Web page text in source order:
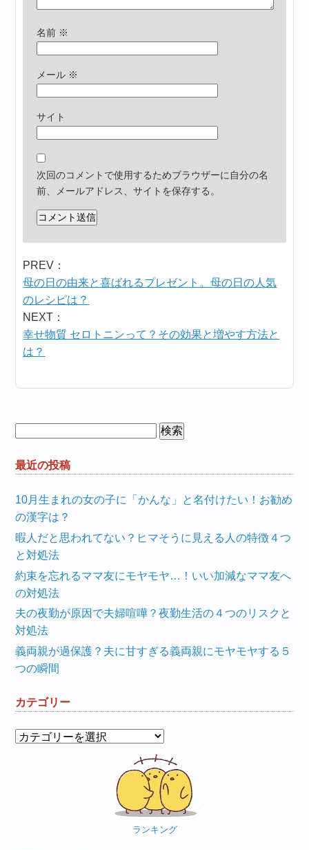
名前 ※
メール ※
サイト
次回のコメントで使用するためブラウザーに自分の名
前、メールアドレス、サイトを保存する。
PREV：
母の日の由来と喜ばれるプレゼント。母の日の人気
のレシピは？
NEXT：
幸せ物質 セロトニンって？その効果と増やす方法と
は？
最近の投稿
10月生まれの女の子に「かんな」と名付けたい！お勧め
の漢字は？
暇人だと思われてない？ヒマそうに見える人の特徴４つ
と対処法
約束を忘れるママ友にモヤモヤ…！いい加減なママ友へ
の対処法
夫の夜勤が原因で夫婦喧嘩？夜勤生活の４つのリスクと
対処法
義両親が過保護？夫に甘すぎる義両親にモヤモヤする５
つの瞬間
カテゴリー
カ
ランキング